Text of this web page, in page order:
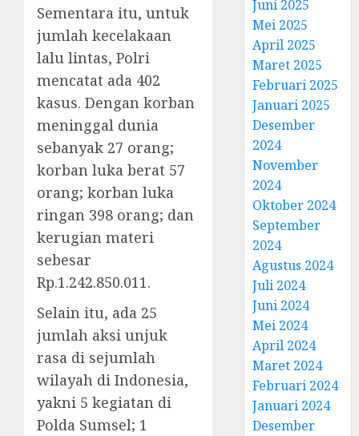
Sementara itu, untuk
jumlah kecelakaan
lalu lintas, Polri
mencatat ada 402
kasus. Dengan korban
meninggal dunia
sebanyak 27 orang;
korban luka berat 57
orang; korban luka
ringan 398 orang; dan
kerugian materi
sebesar
Rp.1.242.850.011.
Selain itu, ada 25
jumlah aksi unjuk
rasa di sejumlah
wilayah di Indonesia,
yakni 5 kegiatan di
Polda Sumsel; 1
Juni 2025
Mei 2025
April 2025
Maret 2025
Februari 2025
Januari 2025
Desember
2024
November
2024
Oktober 2024
September
2024
Agustus 2024
Juli 2024
Juni 2024
Mei 2024
April 2024
Maret 2024
Februari 2024
Januari 2024
Desember